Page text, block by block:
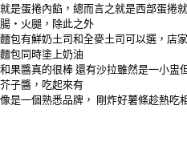
就是蛋捲內餡，總而言之就是西部蛋捲
腸‧火腿，除此之外
麵包有鮮奶土司和全麥土司可以選，店
麵包同時塗上奶油
和果醬真的很棒 還有沙拉雖然是一小盅
芥子醬，吃起來有
像是一個熟悉品牌， 剛炸好薯條趁熱吃